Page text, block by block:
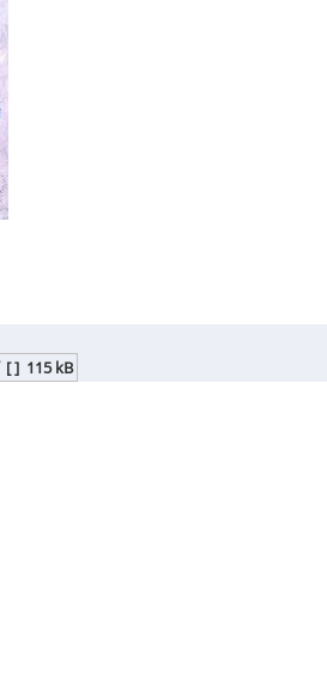
[ ] 115 kB